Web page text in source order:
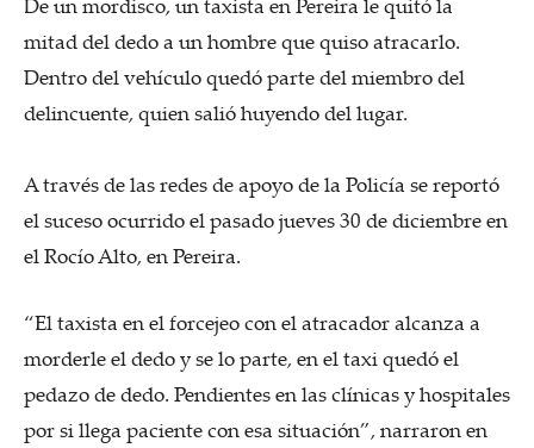
mitad del dedo a un hombre que quiso atracarlo.
Dentro del vehículo quedó parte del miembro del
delincuente, quien salió huyendo del lugar.
A través de las redes de apoyo de la Policía se reportó
el suceso ocurrido el pasado jueves 30 de diciembre en
el Rocío Alto, en Pereira.
“El taxista en el forcejeo con el atracador alcanza a
morderle el dedo y se lo parte, en el taxi quedó el
pedazo de dedo. Pendientes en las clínicas y hospitales
por si llega paciente con esa situación”, narraron en